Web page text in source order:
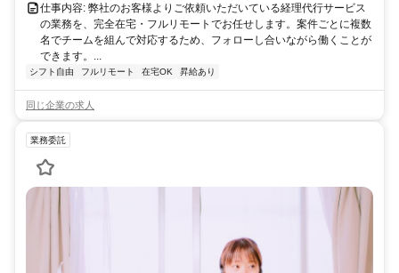
仕事内容: 弊社のお客様よりご依頼いただいている経理代行サービス
の業務を、完全在宅・フルリモートでお任せします。案件ごとに複数
名でチームを組んで対応するため、フォローし合いながら働くことが
できます。...
シフト自由 フルリモート 在宅OK 昇給あり
同じ企業の求人
業務委託